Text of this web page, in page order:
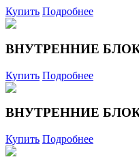
Купить Подробнее
ВНУТРЕННИЕ
Купить Подробнее
ВНУТРЕННИЕ
Купить Подробнее